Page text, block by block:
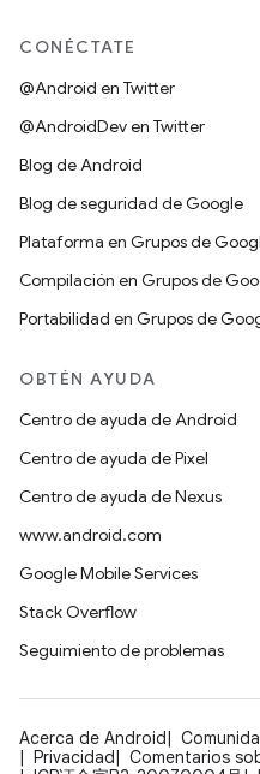
CONÉCTATE
@Android en Twitter
@AndroidDev en Twitter
Blog de Android
Blog de seguridad de Google
Plataforma en Grupos de
Compilación en Grupos de
Portabilidad en Grupos de
OBTÉN AYUDA
Centro de ayuda de Android
Centro de ayuda de Pixel
Centro de ayuda de Nexus
www.android.com
Google Mobile Services
Stack Overflow
Seguimiento de problemas
Acerca de Android
Privacidad
Comentarios